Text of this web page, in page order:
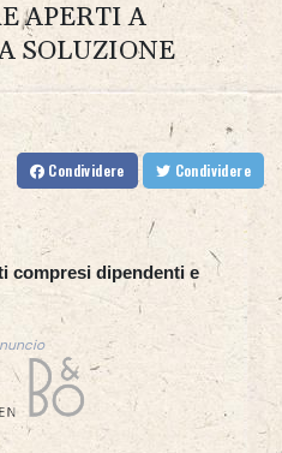
APERTI A
SOLUZIONE
Condividere Condividere
compresi dipendenti e